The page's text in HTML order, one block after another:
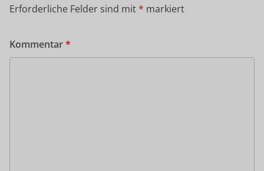
Erforderliche Felder sind mit* markiert
Kommentar*